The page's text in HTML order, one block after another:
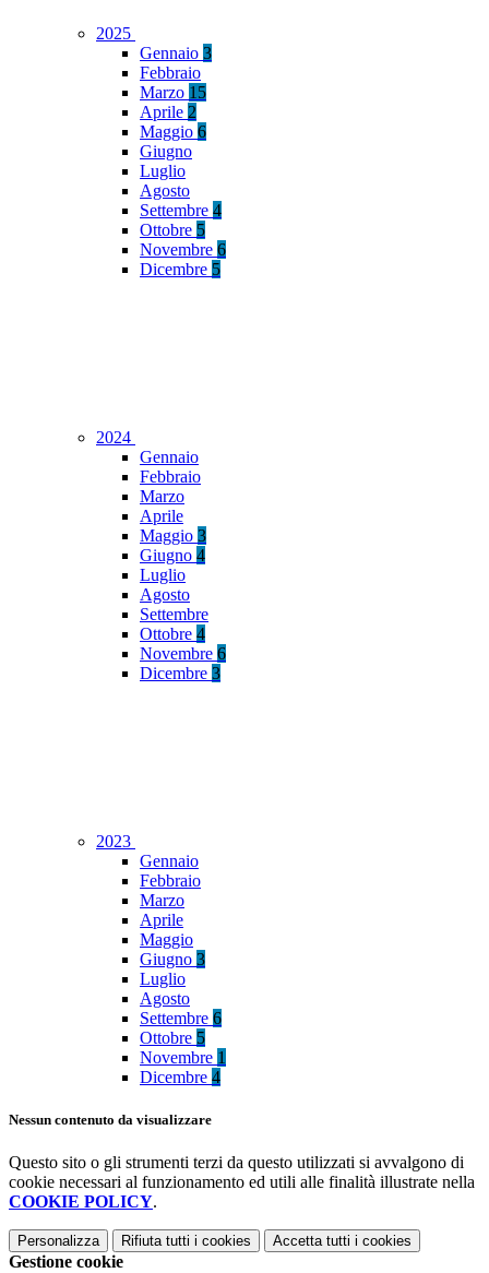
2025
Gennaio 3
Febbraio
Marzo 15
Aprile 2
Maggio 6
Giugno
Luglio
Agosto
Settembre 4
Ottobre 5
Novembre 6
Dicembre 5
2024
Gennaio
Febbraio
Marzo
Aprile
Maggio 3
Giugno 4
Luglio
Agosto
Settembre
Ottobre 4
Novembre 6
Dicembre 3
2023
Gennaio
Febbraio
Marzo
Aprile
Maggio
Giugno 3
Luglio
Agosto
Settembre 6
Ottobre 5
Novembre 1
Dicembre 4
Nessun contenuto da visualizzare
Questo sito o gli strumenti terzi da questo utilizzati si avvalgono di
cookie necessari al funzionamento ed utili alle finalità illustrate nella
COOKIE POLICY.
Personalizza Rifiuta tutti i cookies Accetta tutti i cookies
Gestione cookie